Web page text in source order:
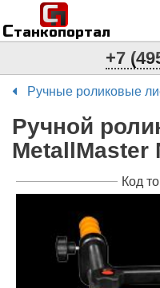
Станкопортал
п
С
+7
Ручные роликовые
Ручной
MetallMaster
Код